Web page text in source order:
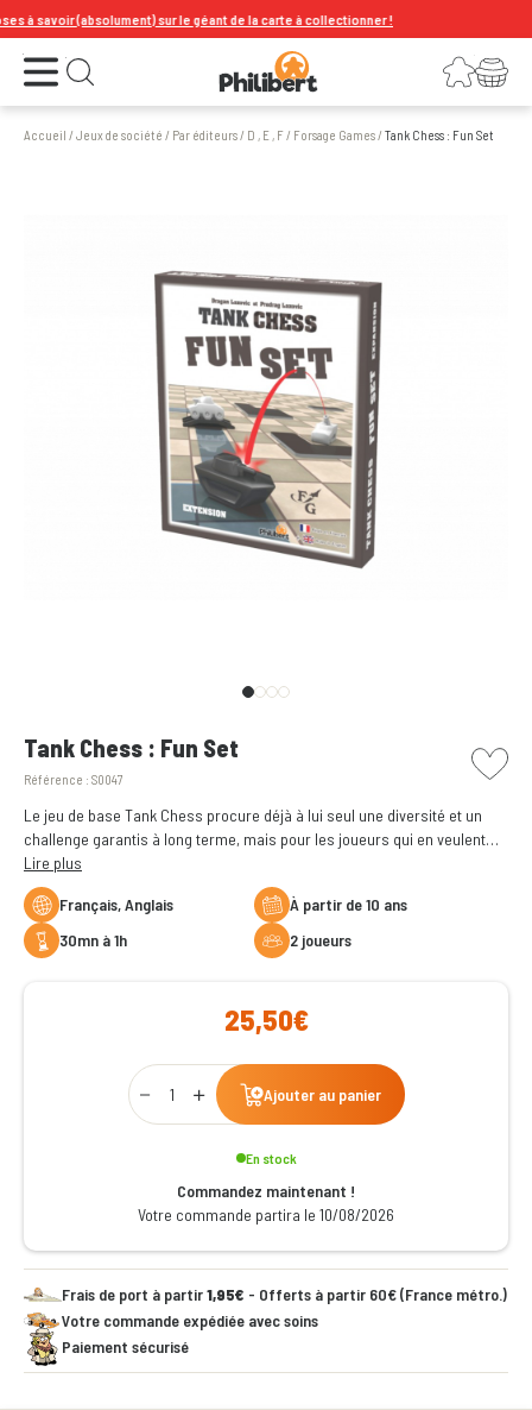
à savoir (absolument) sur le géant de la carte à collectionner !
Ouvrir le menu Ouvrir la recherche Connexion
Votre panier
Accueil /Jeux de société / Par éditeurs/ D , E , F/ Forsage Games/Tank Chess : Fun Set
Tank Chess : Fun Set
Référence : S0047
picto
Le jeu de base Tank Chess procure déjà à lui seul une diversité et un
challenge garantis à long terme, mais pour les joueurs qui en veulent
encore plus, l’extension Fun Set apportent de nouveaux éléments
additionnels et modes de jeu
Lire plus
Français, Anglais
à partir de 10 ans
30mn à 1h
2 joueurs
25,50€
Qty
Ajouter au panier
En stock
Commandez maintenant !
Votre commande partira le 10/08/2026
Frais de port à partir1,95€ - Offerts à partir 60€ (France métro.)
Votre commande expédiée avec soins
Paiement sécurisé